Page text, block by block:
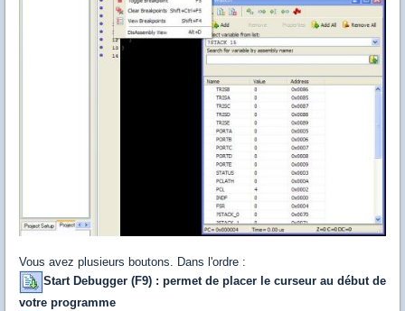
Vous avez plusieurs boutons. Dans l'ordre :
Start Debugger (F9) : permet de placer le curseur au début de
votre programme